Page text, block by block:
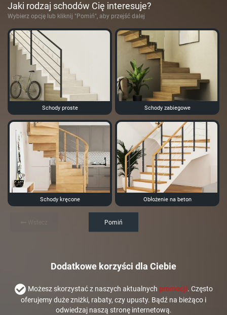
Jaki rodzaj schodów Cię interesuje?
Wybierz opcję lub kliknij "Pomiń", aby przejść dalej
Schody proste Schody zabiegowe
Schody kręcone Obłożenie na beton
Pomiń
Dodatkowe korzyści dla Ciebie
Możesz skorzystać z naszych aktualnych promocji. Często
oferujemy duże zniżki, rabaty, czy upusty. Bądź na bieżąco i
odwiedzaj naszą stronę internetową.